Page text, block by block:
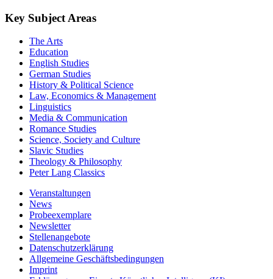
Key Subject Areas
The Arts
Education
English Studies
German Studies
History & Political Science
Law, Economics & Management
Linguistics
Media & Communication
Romance Studies
Science, Society and Culture
Slavic Studies
Theology & Philosophy
Peter Lang Classics
Veranstaltungen
News
Probeexemplare
Newsletter
Stellenangebote
Datenschutzerklärung
Allgemeine Geschäftsbedingungen
Imprint